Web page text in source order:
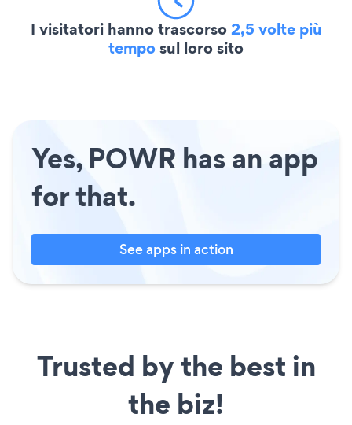
I visitatori hanno trascorso2,5 volte più
temposul loro sito
Yes, POWR has an app
for that.
See apps in action
Trusted by the best in
the biz!